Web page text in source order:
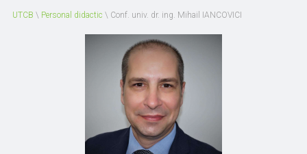
UTCB \ Personal didactic \ Conf. univ. dr. ing. Mihail IANCOVICI